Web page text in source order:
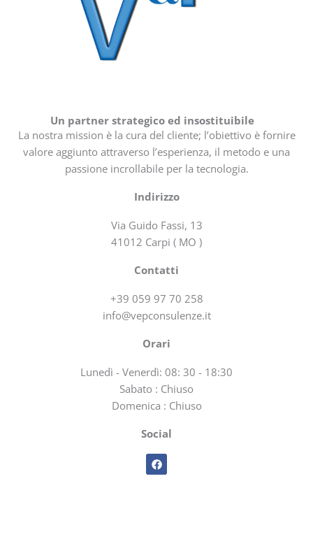
Un partner strategico ed insostituibile
La nostra mission è la cura del cliente; l’obiettivo è fornire
valore aggiunto attraverso l’esperienza, il metodo e una
passione incrollabile per la tecnologia.
Indirizzo
Via Guido Fassi, 13
41012 Carpi ( MO )
Contatti
+39 059 97 70 258
info@vepconsulenze.it
Orari
Lunedì - Venerdì: 08: 30 - 18:30
Sabato : Chiuso
Domenica : Chiuso
Social
F
a
c